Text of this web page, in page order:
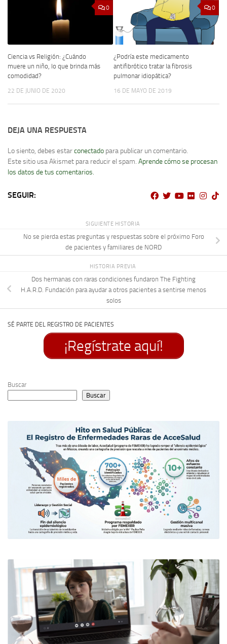
0
Ciencia vs Religión: ¿Cuándo
muere un niño, lo que brinda más
comodidad?
22 DE JUNIO DE 2020
0
¿Podría este medicamento
antifibrótico tratar la fibrosis
pulmonar idiopática?
16 DE MAYO DE 2019
DEJA UNA RESPUESTA
Lo siento, debes estarconectado para publicar un comentario.
Este sitio usa Akismet para reducir el spam. Aprende cómo se procesan
los datos de tus comentarios.
SEGUIR:
SIGUIENTE HISTORIA
No se pierda estas preguntas y respuestas sobre el próximo Foro
de pacientes y familiares de NORD
HISTORIA PREVIA
Dos hermanas con raras condiciones fundaron The Fighting
H.A.R.D. Fundación para ayudar a otros pacientes a sentirse menos
solos
SÉ PARTE DEL REGISTRO DE PACIENTES
¡Regístrate aquí!
Buscar
Buscar